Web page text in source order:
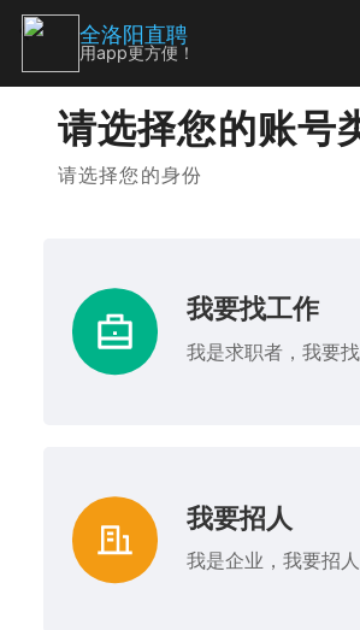
请选择您的账号
请选择您的身份
我要找工作
我是求职者，我要
我要招人
我是企业，我要招人
全洛阳直聘
用app更方便！